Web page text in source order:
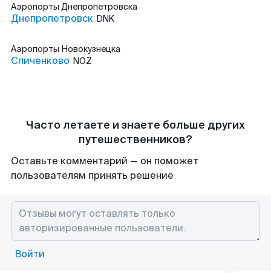
Аэропорты Днепропетровска
Днепропетровск DNK
Аэропорты Новокузнецка
Спиченково NOZ
Часто летаете и знаете больше других
путешественников?
Оставьте комментарий — он поможет
пользователям принять решение
Войти